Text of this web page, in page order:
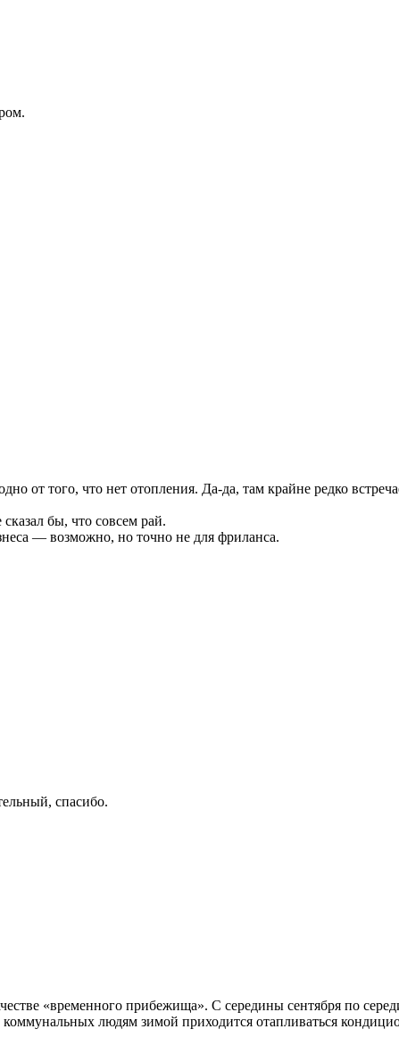
от того, что нет отопления. Да-да, там крайне редко
бы, что совсем рай.
— возможно, но точно не для фриланса.
спасибо.
«временного прибежища». С середины сентября по
людям зимой приходится отапливаться